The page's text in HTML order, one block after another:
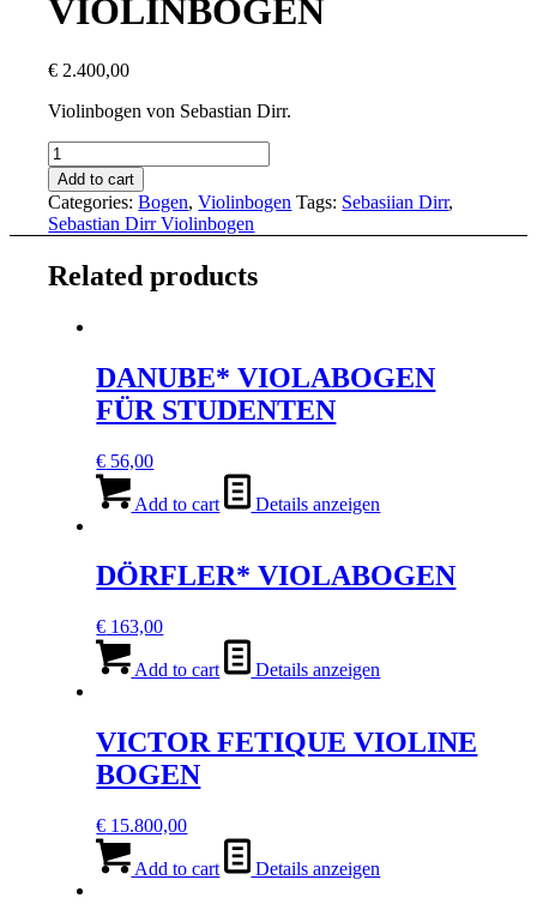
VIOLINBOGEN
€ 2.400,00
Violinbogen von Sebastian Dirr.
SEBASTIAN
DIRR
VIOLINBOGEN
quantity
Add to cart
Categories:Bogen,Violinbogen Tags: Sebasiian Dirr,
Sebastian Dirr Violinbogen
Related products
DANUBE* VIOLABOGEN
FÜR STUDENTEN
€ 56,00
Add to cart Details anzeigen
DÖRFLER* VIOLABOGEN
€ 163,00
Add to cart Details anzeigen
VICTOR FETIQUE VIOLINE
BOGEN
€ 15.800,00
Add to cart Details anzeigen